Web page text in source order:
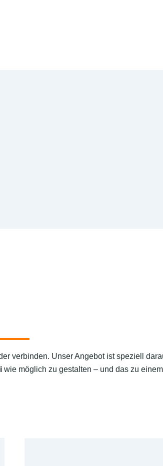
verbinden. Unser Angebot ist speziell
wie möglich zu gestalten – und das zu